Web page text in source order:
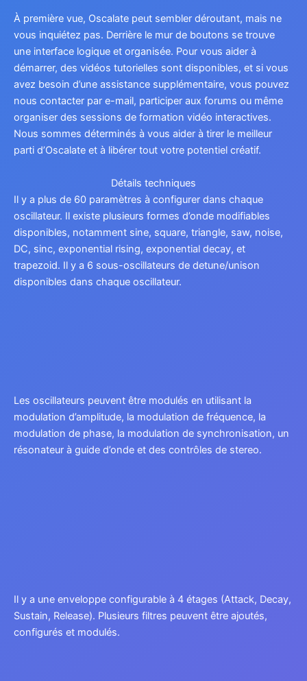
À première vue, Oscalate peut sembler déroutant, mais ne
vous inquiétez pas. Derrière le mur de boutons se trouve
une interface logique et organisée. Pour vous aider à
démarrer, des vidéos tutorielles sont disponibles, et si vous
avez besoin d’une assistance supplémentaire, vous pouvez
nous contacter par e-mail, participer aux forums ou même
organiser des sessions de formation vidéo interactives.
Nous sommes déterminés à vous aider à tirer le meilleur
parti d’Oscalate et à libérer tout votre potentiel créatif.
Détails techniques
Il y a plus de 60 paramètres à configurer dans chaque
oscillateur. Il existe plusieurs formes d’onde modifiables
disponibles, notamment sine, square, triangle, saw, noise,
DC, sinc, exponential rising, exponential decay, et
trapezoid. Il y a 6 sous-oscillateurs de detune/unison
disponibles dans chaque oscillateur.
Les oscillateurs peuvent être modulés en utilisant la
modulation d’amplitude, la modulation de fréquence, la
modulation de phase, la modulation de synchronisation, un
résonateur à guide d’onde et des contrôles de stereo.
Il y a une enveloppe configurable à 4 étages (Attack, Decay,
Sustain, Release). Plusieurs filtres peuvent être ajoutés,
configurés et modulés.